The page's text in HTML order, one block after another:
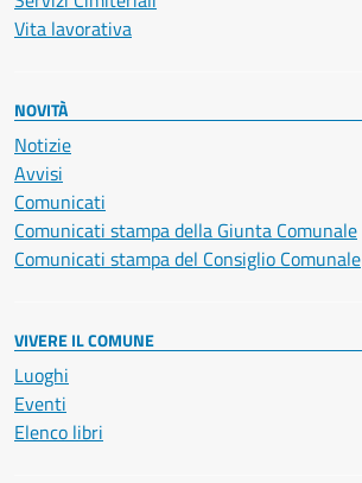
Vita lavorativa
NOVITÀ
Notizie
Avvisi
Comunicati
Comunicati stampa della Giunta Comunale
Comunicati stampa del Consiglio Comunale
VIVERE IL COMUNE
Luoghi
Eventi
Elenco libri